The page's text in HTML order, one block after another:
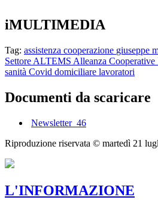
iMULTIMEDIA
Tag: assistenza cooperazione giuseppe
Settore ALTEMS Alleanza Cooperative
sanità Covid domiciliare lavoratori
Documenti da scaricare
Newsletter_46
Riproduzione riservata © martedì 21
L'INFORMAZIONE